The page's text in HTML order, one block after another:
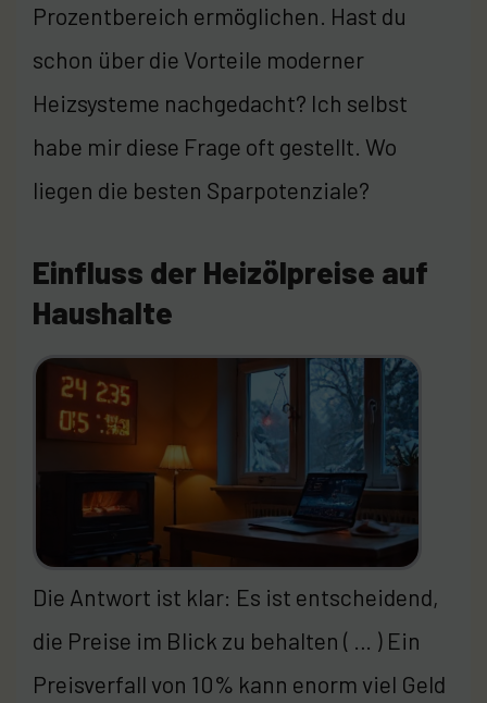
Prozentbereich ermöglichen. Hast du
schon über die Vorteile moderner
Heizsysteme nachgedacht? Ich selbst
habe mir diese Frage oft gestellt. Wo
liegen die besten Sparpotenziale?
Einfluss der Heizölpreise auf
Haushalte
Die Antwort ist klar: Es ist entscheidend,
die Preise im Blick zu behalten ( … ) Ein
Preisverfall von 10% kann enorm viel Geld